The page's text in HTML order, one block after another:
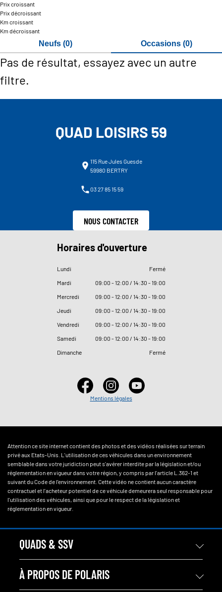
Prix croissant
Prix décroissant
Km croissant
Km décroissant
Neufs (0) Occasions (0)
Pas de résultat, essayez avec un autre
filtre.
QUAD LOISIRS 59
115 Rue Jules Guesde
59980 BERTRY
03 27 85 15 59
NOUS CONTACTER
Horaires d'ouverture
Lundi
Fermé
Mardi
09:00 - 12:00 / 14:30 - 19:00
Mercredi
09:00 - 12:00 / 14:30 - 19:00
Jeudi
09:00 - 12:00 / 14:30 - 19:00
Vendredi
09:00 - 12:00 / 14:30 - 19:00
Samedi
09:00 - 12:00 / 14:30 - 19:00
Dimanche
Fermé
Mentions légales
Attention ce site internet contient des photos et des vidéos réalisées sur terrain
privé aux Etats-Unis. L'utilisation de ces véhicules dans un environnement
semblable dans votre juridiction peut s'avérer interdite par la législation et/ou
réglementation en vigueur dans votre région, y compris par l'article L.362-1 et
suivant du Code de l'environnement. Cette vidéo ne contient aucun caractère
contractuel et l'acheteur potentiel de ce véhicule demeurera seul responsable pour
l'utilisation des véhicules, ainsi que pour le respect de la législation et
réglementation en vigueur.
QUADS & SSV
À PROPOS DE POLARIS